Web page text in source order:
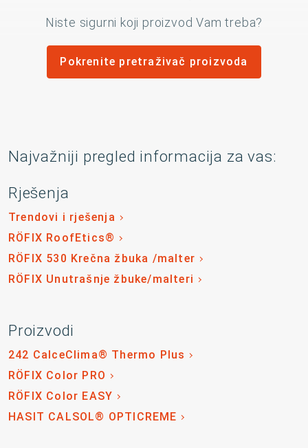
Niste sigurni koji proizvod Vam treba?
Pokrenite pretraživač proizvoda
Najvažniji pregled informacija za vas:
Rješenja
Trendovi i rješenja
RÖFIX RoofEtics®
RÖFIX 530 Krečna žbuka /malter
RÖFIX Unutrašnje žbuke/malteri
Proizvodi
242 CalceClima® Thermo Plus
RÖFIX Color PRO
RÖFIX Color EASY
HASIT CALSOL® OPTICREME